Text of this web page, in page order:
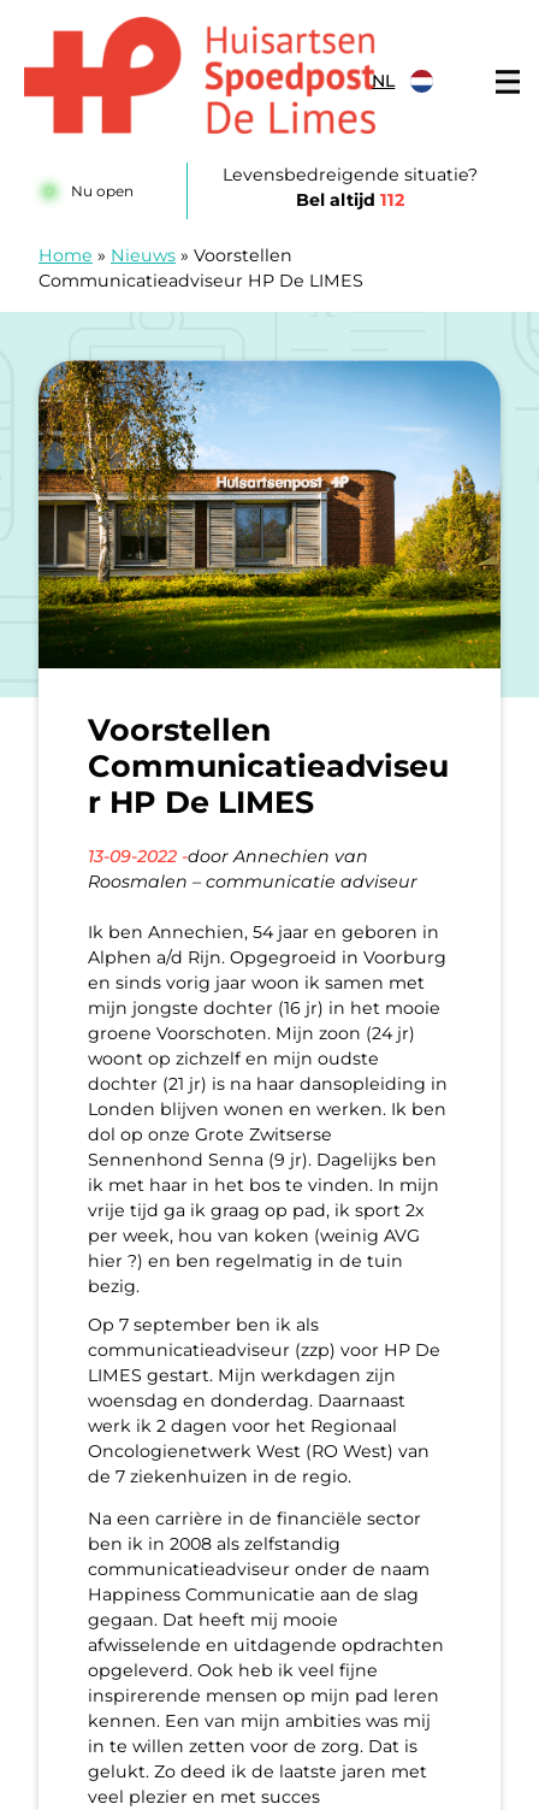
NL
Nu open
Levensbedreigende situatie?
Bel altijd112
Home » Nieuws » Voorstellen
Communicatieadviseur HP De LIMES
Voorstellen
Communicatieadviseu
r HP De LIMES
13-09-2022 -door Annechien van
Roosmalen – communicatie adviseur
Ik ben Annechien, 54 jaar en geboren in
Alphen a/d Rijn. Opgegroeid in Voorburg
en sinds vorig jaar woon ik samen met
mijn jongste dochter (16 jr) in het mooie
groene Voorschoten. Mijn zoon (24 jr)
woont op zichzelf en mijn oudste
dochter (21 jr) is na haar dansopleiding in
Londen blijven wonen en werken. Ik ben
dol op onze Grote Zwitserse
Sennenhond Senna (9 jr). Dagelijks ben
ik met haar in het bos te vinden. In mijn
vrije tijd ga ik graag op pad, ik sport 2x
per week, hou van koken (weinig AVG
hier ?) en ben regelmatig in de tuin
bezig.
Op 7 september ben ik als
communicatieadviseur (zzp) voor HP De
LIMES gestart. Mijn werkdagen zijn
woensdag en donderdag. Daarnaast
werk ik 2 dagen voor het Regionaal
Oncologienetwerk West (RO West) van
de 7 ziekenhuizen in de regio.
Na een carrière in de financiële sector
ben ik in 2008 als zelfstandig
communicatieadviseur onder de naam
Happiness Communicatie aan de slag
gegaan. Dat heeft mij mooie
afwisselende en uitdagende opdrachten
opgeleverd. Ook heb ik veel fijne
inspirerende mensen op mijn pad leren
kennen. Een van mijn ambities was mij
in te willen zetten voor de zorg. Dat is
gelukt. Zo deed ik de laatste jaren met
veel plezier en met succes